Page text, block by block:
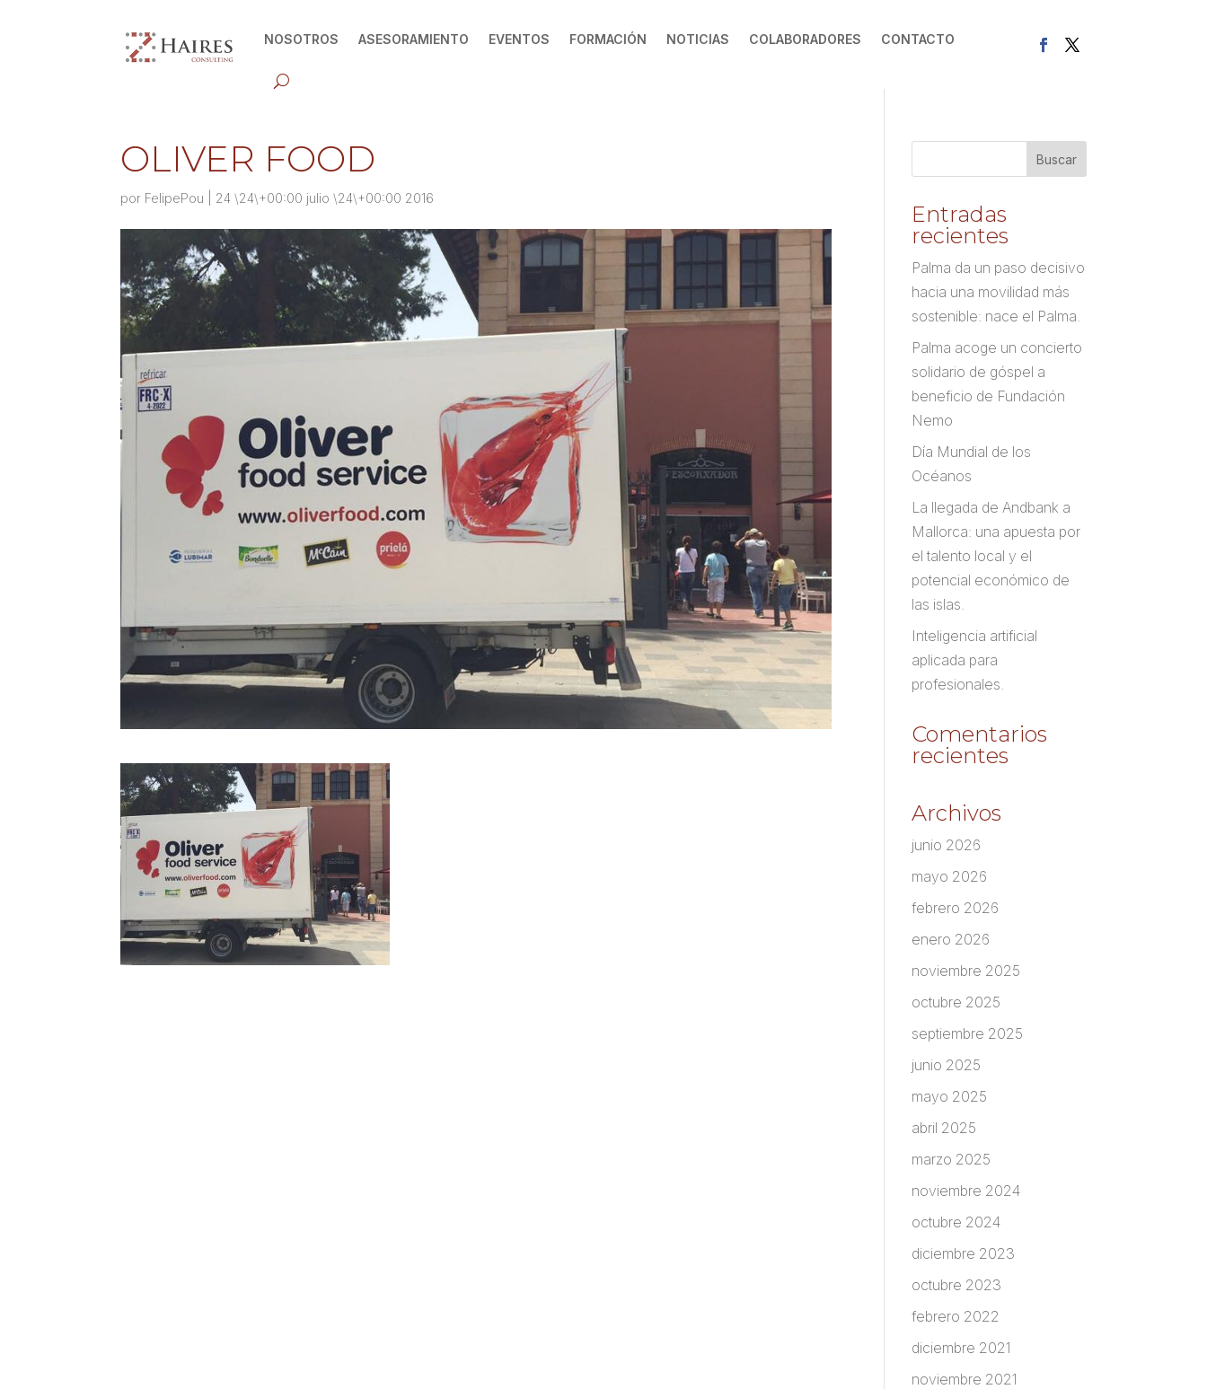
NOSOTROS ASESORAMIENTO EVENTOS FORMACIÓN NOTICIAS COLABORADORES CONTACTO
OLIVER FOOD
por FelipePou 24 \24\+00:00 julio \24\+00:00 2016
Entradas
recientes
Palma da un paso decisivo
hacia una movilidad más
sostenible: nace el Palma.
Palma acoge un concierto
solidario de góspel a
beneficio de Fundación
Nemo
Día Mundial de los
Océanos
La llegada de Andbank a
Mallorca: una apuesta por
el talento local y el
potencial económico de
las islas.
Inteligencia artificial
aplicada para
profesionales.
Comentarios
recientes
Archivos
junio 2026
mayo 2026
febrero 2026
enero 2026
noviembre 2025
octubre 2025
septiembre 2025
junio 2025
mayo 2025
abril 2025
marzo 2025
noviembre 2024
octubre 2024
diciembre 2023
octubre 2023
febrero 2022
diciembre 2021
noviembre 2021